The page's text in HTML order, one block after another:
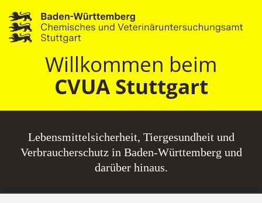
Willkommen beim
CVUA Stuttgart
Lebensmittel­sicherheit, Tiergesundheit und
Verbraucherschutz in Baden-Württemberg und
darüber hinaus.